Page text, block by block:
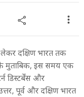
दक्षिण भारत तक
के मुताबिक, इस समय एक
डिस्टर्बेंस और
पूर्व और दक्षिण भारत